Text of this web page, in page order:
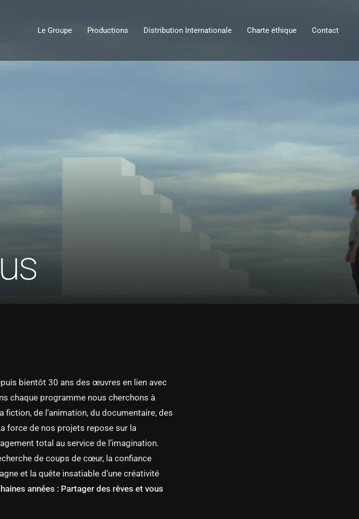
Le Groupe Productions Distribution Internationale Charte éthique Contact
bientôt 30 ans des œuvres en lien avec
chaque programme nous cherchons à
fiction, de l’animation, du documentaire, des
force de nos projets repose sur la
total au service de l’imagination.
de coups de cœur, la confiance
et la quête insatiable d’une créativité
années : Partager des rêves et vous